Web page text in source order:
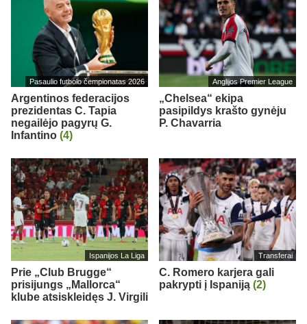
Pasaulio futbolo čempionatas 2026
Argentinos federacijos
prezidentas C. Tapia
negailėjo pagyrų G.
Infantino (4)
Anglijos Premier League
„Chelsea“ ekipa
pasipildys krašto gynėju
P. Chavarria
Ispanijos La Liga
Prie „Club Brugge“
prisijungs „Mallorca“
klube atsiskleidęs J. Virgili
Transferai
C. Romero karjera gali
pakrypti į Ispaniją (2)